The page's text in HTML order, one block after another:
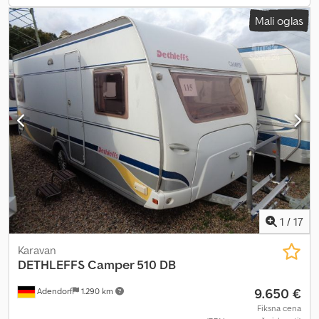
grejačem regulatora gasa EisEx, detektor dima) * Električno
grejanje poda * Prepravka singl kreveta u francuski krevet *
Prednji prozor * Indirektno osvetljenje * Povećanje nosivosti na
1.700 kg (uklj. čelični točak 195 R14 C LI106) * Pneumatici na alu-
felni 195 R14 C LI106, 1700 kg i 1800 kg * Nosač za bicikle Caravan
Superb Short ---- ----Zadržavamo pravo na izmene, međuprodaju i
greške! ----kreirano uz SYSCARA
Mali oglas
1 / 17
Adendorf 1.290 km
Karavan
DETHLEFFSCamper 510 DB
9.650 €
Fiksna cena